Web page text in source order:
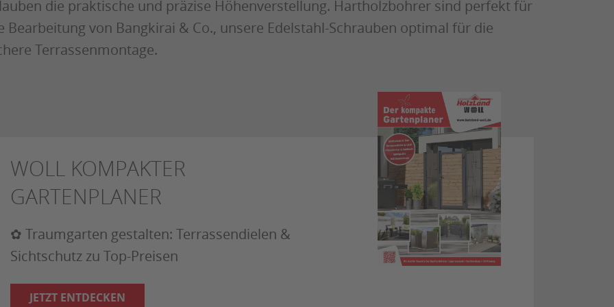
die praktische und präzise Höhenverstellung. Hartholzbohrer sind perfekt für
Bearbeitung von Bangkirai & Co., unsere Edelstahl-Schrauben optimal für die
Terrassenmontage.
WOLL KOMPAKTER
GARTENPLANER
✿ Traumgarten gestalten: Terrassendielen &
Sichtschutz zu Top-Preisen
JETZT ENTDECKEN